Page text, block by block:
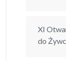
XI
do